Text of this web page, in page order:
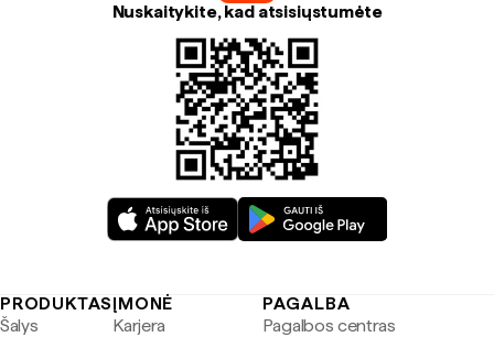
Nuskaitykite, kad atsisiųstumėte
PRODUKTAS
Šalys
ĮMONĖ
Karjera
PAGALBA
Pagalbos centras